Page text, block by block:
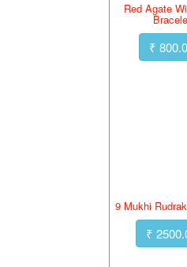
Red Agate
₹
9 Mukhi
₹